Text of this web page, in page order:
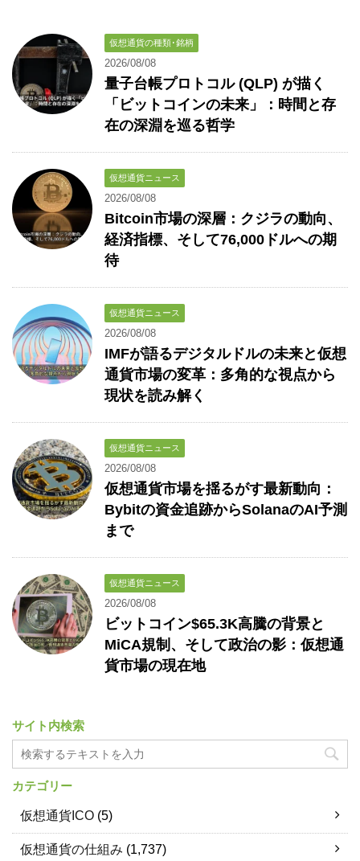
仮想通貨の種類･銘柄
2026/08/08
量子台帳プロトコル (QLP) が描く
「ビットコインの未来」：時間と存
在の深淵を巡る哲学
仮想通貨ニュース
2026/08/08
Bitcoin市場の深層：クジラの動向、
経済指標、そして76,000ドルへの期
待
仮想通貨ニュース
2026/08/08
IMFが語るデジタルドルの未来と仮想
通貨市場の変革：多角的な視点から
現状を読み解く
仮想通貨ニュース
2026/08/08
仮想通貨市場を揺るがす最新動向：
Bybitの資金追跡からSolanaのAI予測
まで
仮想通貨ニュース
2026/08/08
ビットコイン$65.3K高騰の背景と
MiCA規制、そして政治の影：仮想通
貨市場の現在地
サイト内検索
カテゴリー
仮想通貨ICO (5)
仮想通貨の仕組み (1,737)